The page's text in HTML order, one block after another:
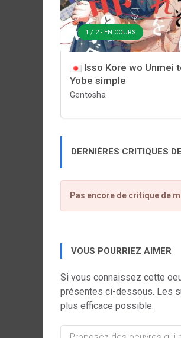
1 / 2 - EN COURS
Isso Kore wo Unmei
Yobe simple
Gentosha
DERNIÈRES CRITIQUES
Pas encore de critique de
VOUS POURRIEZ AIMER
Si vous connaissez cette
présentes ci-dessous. Les
plus efficace possible.